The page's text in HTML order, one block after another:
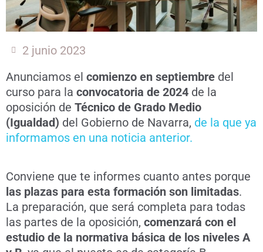
2 junio 2023
Anunciamos el comienzo en septiembre del
curso para la convocatoria de 2024 de la
oposición de Técnico de Grado Medio
(Igualdad) del Gobierno de Navarra, de la que ya
informamos en una noticia anterior.
Conviene que te informes cuanto antes porque
las plazas para esta formación son limitadas.
La preparación, que será completa para todas
las partes de la oposición, comenzará con el
estudio de la normativa básica de los niveles A